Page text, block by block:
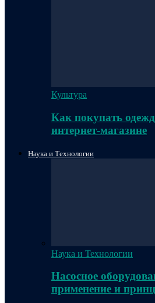
Культура
Как покупать
интернет-магазине
Наука и Технологии
Наука и Технологии
Насосное
применение и